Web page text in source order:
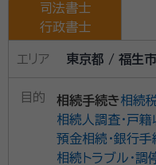
司法書士
行政書士
エリア 東京都 / 福生市
目的 相続手続き相続
相続人調査・戸籍
預金相続・銀行手
相続トラブル・調